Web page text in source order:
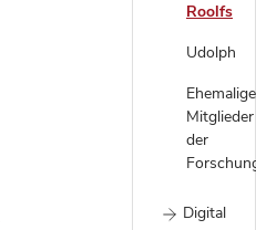
Roolfs
Udolph
Ehemalige
Mitglieder
der
Digital